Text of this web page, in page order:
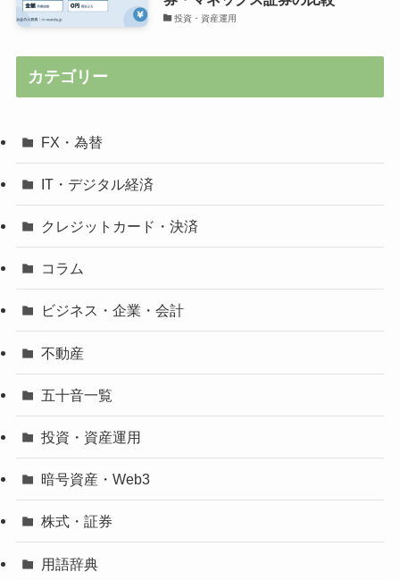
投資・資産運用
カテゴリー
FX・為替
IT・デジタル経済
クレジットカード・決済
コラム
ビジネス・企業・会計
不動産
五十音一覧
投資・資産運用
暗号資産・Web3
株式・証券
用語辞典